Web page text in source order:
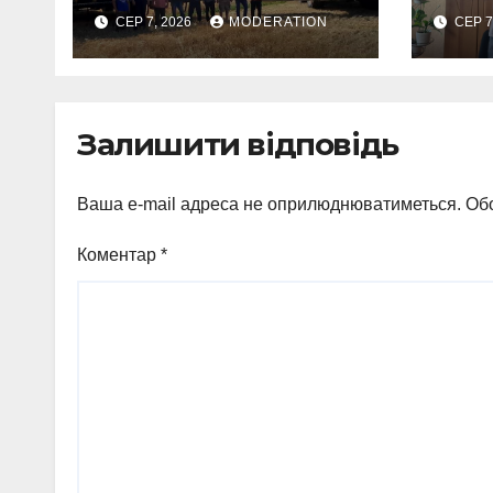
СЕР 7, 2026 MODERATION СЕР
Залишити відповідь
Ваша e-mail адреса не оприлюднюватиметься.
Коментар *